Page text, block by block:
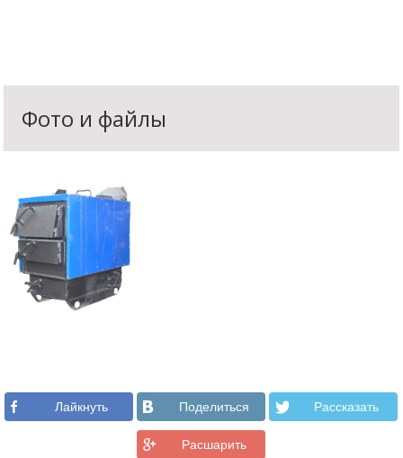
Фото и файлы
Лайкнуть Поделиться Рассказать
Расшарить